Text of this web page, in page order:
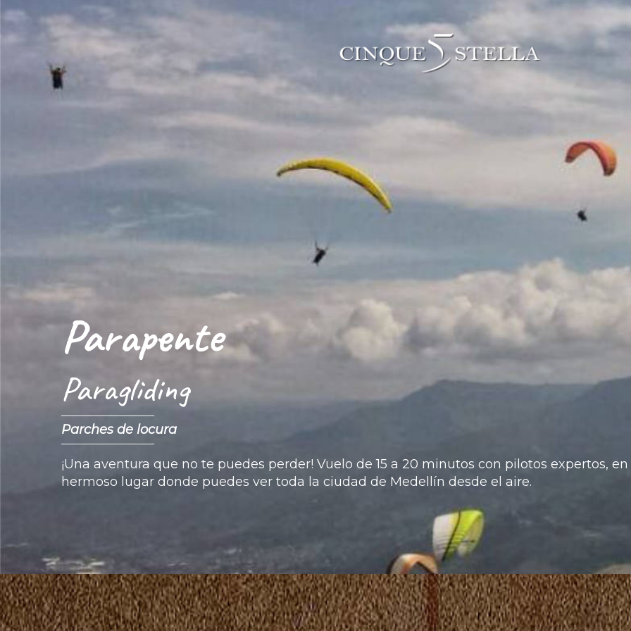
Parapente
Paragliding
Parches de locura
¡Una aventura que no te puedes perder! Vuelo de 15 a 20 minutos con pilotos expertos,
hermoso lugar donde puedes ver toda la ciudad de Medellín desde el aire.